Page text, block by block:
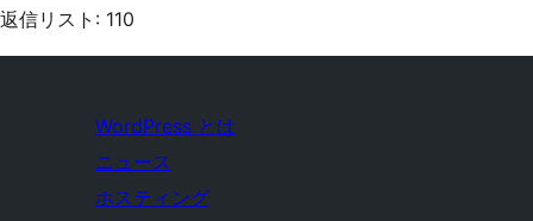
返信リスト: 110
WordPress とは
ニュース
ホスティング